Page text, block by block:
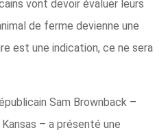
vont devoir évaluer leurs
de ferme devienne une
est une indication, ce ne sera
Sam Brownback –
– a présenté une